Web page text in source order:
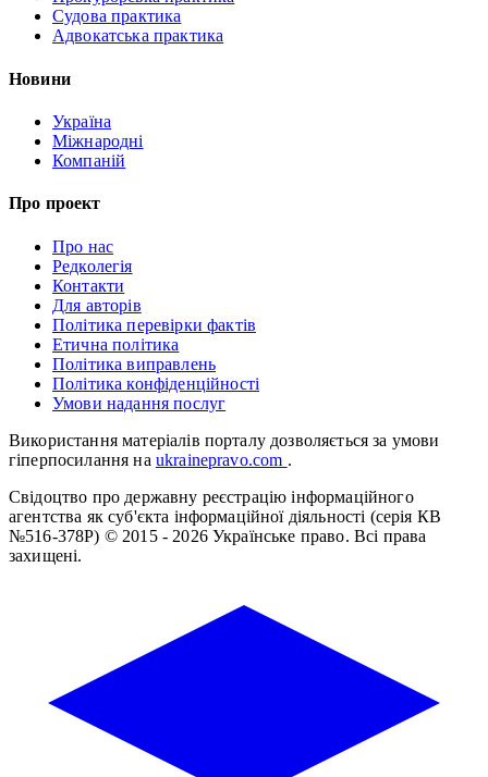
Судова практика
Адвокатська практика
Новини
Україна
Міжнародні
Компаній
Про проект
Про нас
Редколегія
Контакти
Для авторів
Політика перевірки фактів
Етична політика
Політика виправлень
Політика конфіденційності
Умови надання послуг
Використання матеріалів порталу дозволяється за умови
гіперпосилання на ukrainepravo.com .
Свідоцтво про державну реєстрацію інформаційного
агентства як суб'єкта інформаційної діяльності (серія КВ
№516-378Р) © 2015 - 2026 Українське право. Всі права
захищені.